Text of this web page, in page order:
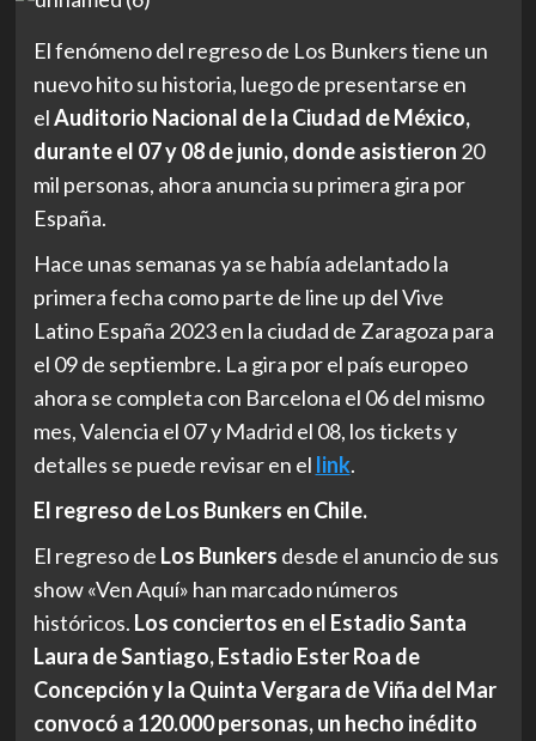
El fenómeno del regreso de Los Bunkers tiene un
nuevo hito su historia, luego de presentarse en
elAuditorio Nacional de la Ciudad de México,
durante el 07 y 08 de junio, donde asistieron 20
mil personas, ahora anuncia su primera gira por
España.
Hace unas semanas ya se había adelantado la
primera fecha como parte de line up del Vive
Latino España 2023 en la ciudad de Zaragoza para
el 09 de septiembre. La gira por el país europeo
ahora se completa con Barcelona el 06 del mismo
mes, Valencia el 07 y Madrid el 08, los tickets y
detalles se puede revisar en el link.
El regreso de Los Bunkers en Chile.
El regreso de Los Bunkers desde el anuncio de sus
show «Ven Aquí» han marcado números
históricos. Los conciertos en el Estadio Santa
Laura de Santiago, Estadio Ester Roa de
Concepción y la Quinta Vergara de Viña del Mar
convocó a 120.000 personas, un hecho inédito